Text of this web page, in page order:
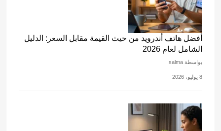
أفضل هاتف أندرويد من حيث القيمة مقابل السعر: الدليل
الشامل لعام 2026
بواسطة salma
8 يوليو، 2026